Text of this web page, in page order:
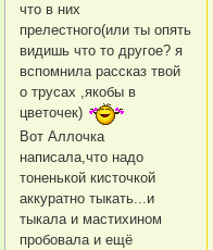
что в них
прелестного(или ты опять
видишь что то другое? я
вспомнила рассказ твой
о трусах ,якобы в
цветочек)
Вот Аллочка
написала,что надо
тоненькой кисточкой
аккуратно тыкать...и
тыкала и мастихином
пробовала и ещё